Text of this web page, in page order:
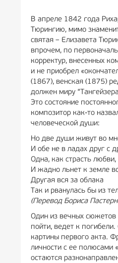
В апреле 1842 года
Тюрингию, мимо
святая – Елизавета
впрочем, по
корректур, внесенных
и не приобрел
(1867), венская (1875)
должен миру
Это состояние
композитор как-то
человеческой души:
Но две души живут во
И обе не в ладах друг с
Одна, как страсть
И жадно льнет к земле
Другая вся за облака
Так и рванулась бы из
(Перевод Бориса
Один из вечных сюжетов
пойти, ведет к
картины первого акта.
личности с ее полюсами
остаются